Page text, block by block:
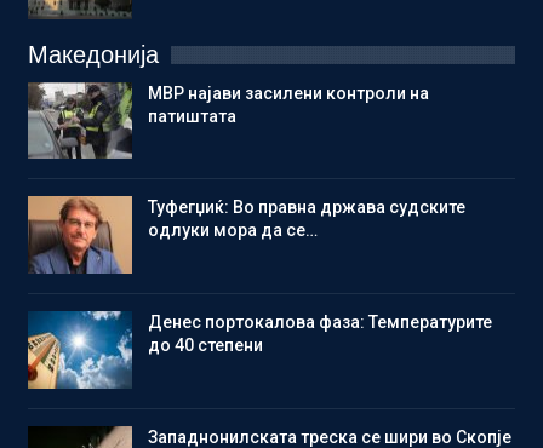
Македонија
МВР најави засилени контроли на
патиштата
Туфегџиќ: Во правна држава судските
одлуки мора да се…
Денес портокалова фаза: Температурите
до 40 степени
Западнонилската треска се шири во Скопје